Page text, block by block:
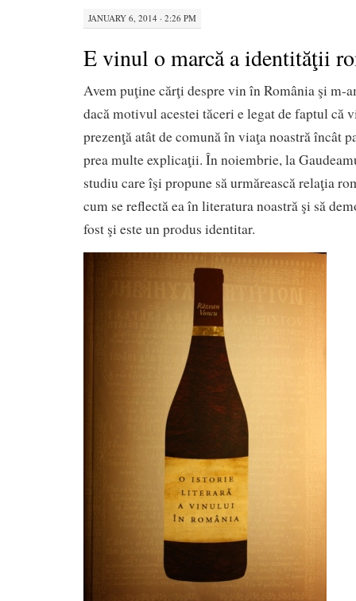
JANUARY 6, 2014 · 2:26 PM
E vinul o marcă a identităţii
Avem puţine cărţi despre vin în România şi m-
dacă motivul acestei tăceri e legat de faptul că
prezenţă atât de comună în viaţa noastră încât
prea multe explicaţii. În noiembrie, la
studiu care îşi propune să urmărească relaţia
cum se reflectă ea în literatura noastră şi să
fost şi este un produs identitar.